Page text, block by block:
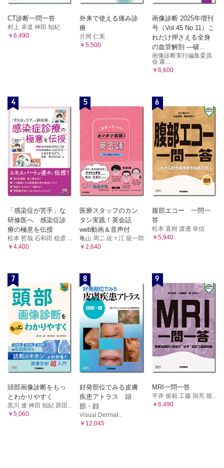
CT診断一問一答
村上 卓道 神田 知紀
￥6,490
外来で使える痛み診
療
片岡 仁美
￥5,500
画像診断 2025年増刊
号（Vol.45 No.11）こ
れだけ押さえる全身
の血管解剖 ―破...
画像診断実行編集委員
会 森...
￥6,600
4
「感染症が苦手」な
研修医へ 感染症診
療の極意を伝授
松本 哲哉 石和田 稔彦 ...
￥4,400
5
医療スタッフのカン
タン実践！英会話
web動画＆音声付
亀山 周二 佐々江 龍一郎
￥2,640
6
腹部エコー 一問一
答
松本 直樹 渡邊 幸信
￥5,940
7
頭部画像診断をもっ
とわかりやすく
黒川 遼 神田 知紀 原田...
￥5,060
8
好発部位でみる皮膚
疾患アトラス 頭
部・顔
Visual Dermat...
￥12,045
9
MRI一問一答
平井 俊範 工藤 與亮 堀...
￥6,490